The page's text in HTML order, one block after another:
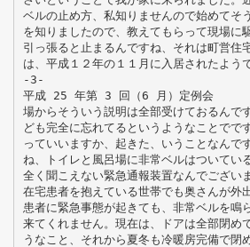
ベルの止め方、私知りませんので始めてそ
を知りましたので、教えてもらって現場に
引っ張ると止まるんですね、それは町営住
は、平成１２年の１１月に入居されたよう
-3-
平成 25 年第 3 回（6 月）定例会
場からそういう説明は全部受けておるんで
ども完全に忘れてるというようなことでで
っていいますか、起きた、いうことなんで
ね、トイレと風呂場に非常ベルはついてい
全く聞こえない緊急通報装置なんでござい
在宅患者を抱えている世帯でも奥さんが外
患者に緊急事態が起きても、非常ベルを鳴
来てくれません。現在は、ドアは全部閉め
うなこと、それから夏冬も冷暖房完備で閉